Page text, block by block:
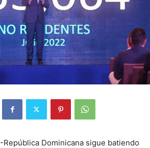
-República Dominicana sigue batiendo